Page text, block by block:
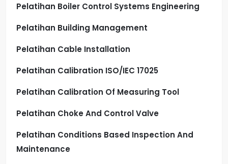
Pelatihan Boiler Control Systems Engineering
Pelatihan Building Management
Pelatihan Cable Installation
Pelatihan Calibration ISO/IEC 17025
Pelatihan Calibration Of Measuring Tool
Pelatihan Choke And Control Valve
Pelatihan Conditions Based Inspection And
Maintenance